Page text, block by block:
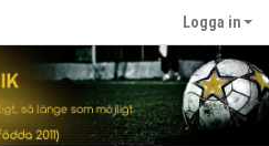
Logga in